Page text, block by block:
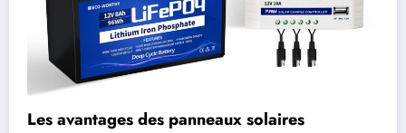
Les avantages des panneaux solaires